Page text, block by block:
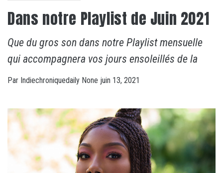
Dans notre Playlist de Juin 2021
Que du gros son dans notre Playlist mensuelle
qui accompagnera vos jours ensoleillés de la
Par Indiechroniquedaily None juin 13, 2021